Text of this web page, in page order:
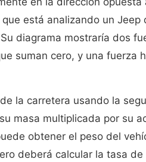
está analizando un
diagrama mostraría dos
suman cero, y una fuerza
la carretera usando la
masa multiplicada por su
obtener el peso del
deberá calcular la tasa